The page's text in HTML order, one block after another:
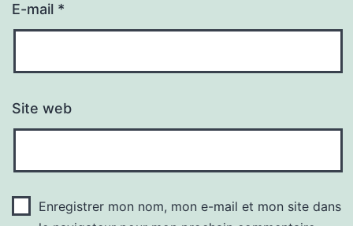
E-mail *
Site web
Enregistrer mon nom, mon e-mail et mon site dans